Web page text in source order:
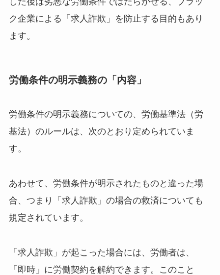
ク企業による「求人詐欺」を防止する目的もあり
ます。
労働条件の明示義務の「内容」
労働条件の明示義務についての、労働基準法（労
基法）のルールは、次のとおり定められていま
す。
あわせて、労働条件が明示されたものと違った場
合、つまり「求人詐欺」の場合の救済についても
規定されています。
「求人詐欺」が起こった場合には、労働者は、
「即時」に労働契約を解約できます。このこと